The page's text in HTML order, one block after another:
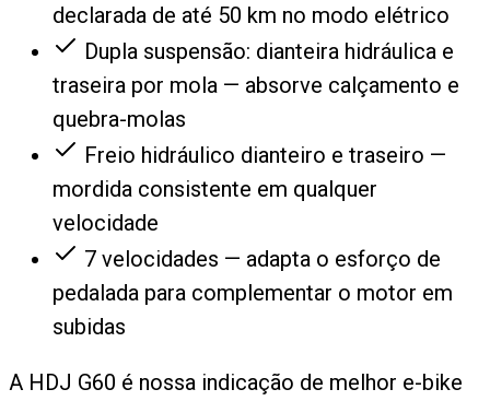
declarada de até 50 km no modo elétrico
Dupla suspensão: dianteira hidráulica e
traseira por mola — absorve calçamento e
quebra-molas
Freio hidráulico dianteiro e traseiro —
mordida consistente em qualquer
velocidade
7 velocidades — adapta o esforço de
pedalada para complementar o motor em
subidas
A HDJ G60 é nossa indicação de melhor e-bike